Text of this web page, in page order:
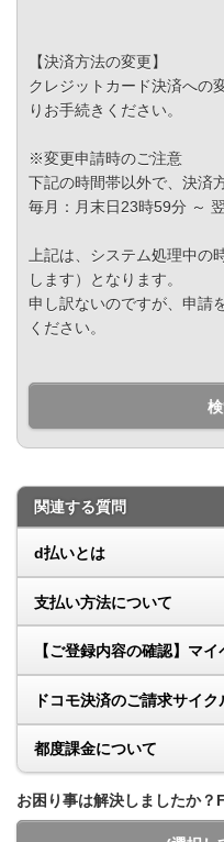
【決済方法の変更】
クレジットカード決済への
りお手続きください。
※変更申請時のご注意
下記の時間帯以外で、決済
毎月：月末日23時59分 ～
上記は、システム処理中の
します）となります。
申し訳ないのですが、申請
ください。
関連する質問
d払いとは
支払い方法について
【ご登録内容の確認】マ
ドコモ決済のご請求サイク
都度課金について
お困り事は解決しましたか？